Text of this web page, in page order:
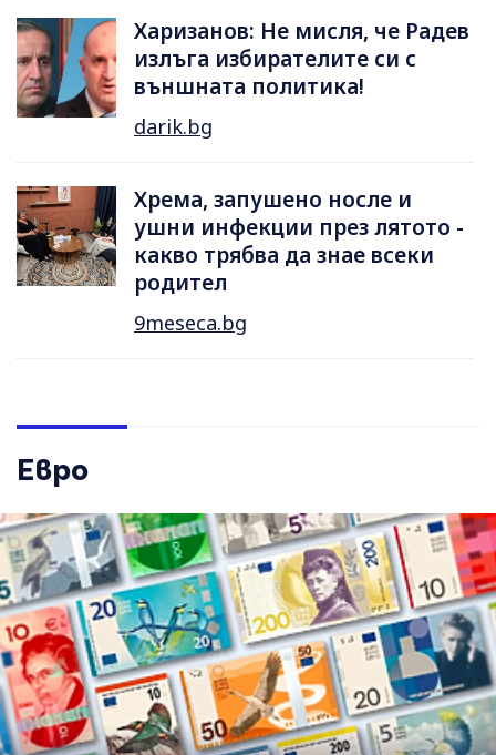
Харизанов: Не мисля, че Радев
излъга избирателите си с
външната политика!
darik.bg
Хрема, запушено носле и
ушни инфекции през лятотo -
какво трябва да знае всеки
родител
9meseca.bg
Евро